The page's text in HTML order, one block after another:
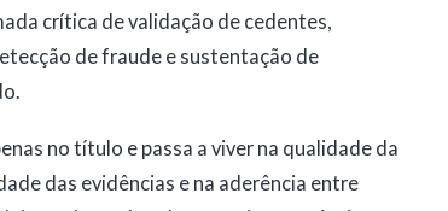
crítica de validação de cedentes,
de fraude e sustentação de
no título e passa a viver na qualidade da
das evidências e na aderência entre